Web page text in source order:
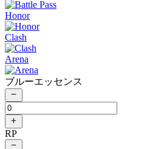
Honor
Clash
Arena
ブルーエッセンス
RP